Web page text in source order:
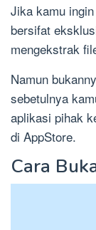
Jika kamu ingin
bersifat
mengekstrak
Namun
sebetulnya
aplikasi pihak
di AppStore.
Cara